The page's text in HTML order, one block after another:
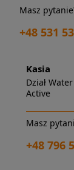
Masz
+48 531
Kasia
Dział
Active
Masz
+48 796